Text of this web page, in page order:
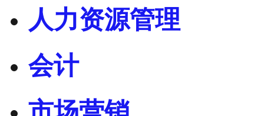
人力资源管理
会计